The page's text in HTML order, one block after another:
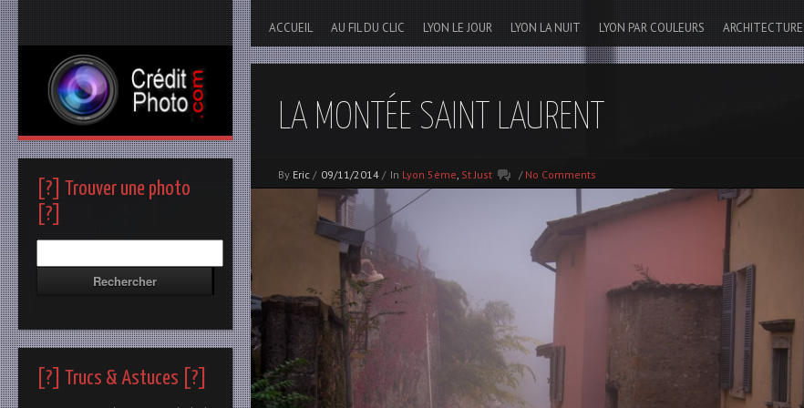
ACCUEIL AU FIL DU CLIC LYON LE JOUR LYON LA NUIT LYON PAR COULEURS
LA MONTÉE SAINT LAURENT
By Eric / 09/11/2014 / In Lyon 5ème, St Just / No Comments
[?] Trouver une photo
[?]
[?] Trucs & Astuces [?]